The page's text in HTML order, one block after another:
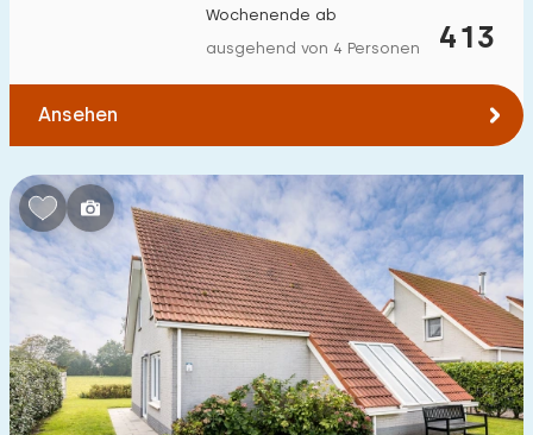
413
Wochenende ab
ausgehend von 4 Personen
Ansehen